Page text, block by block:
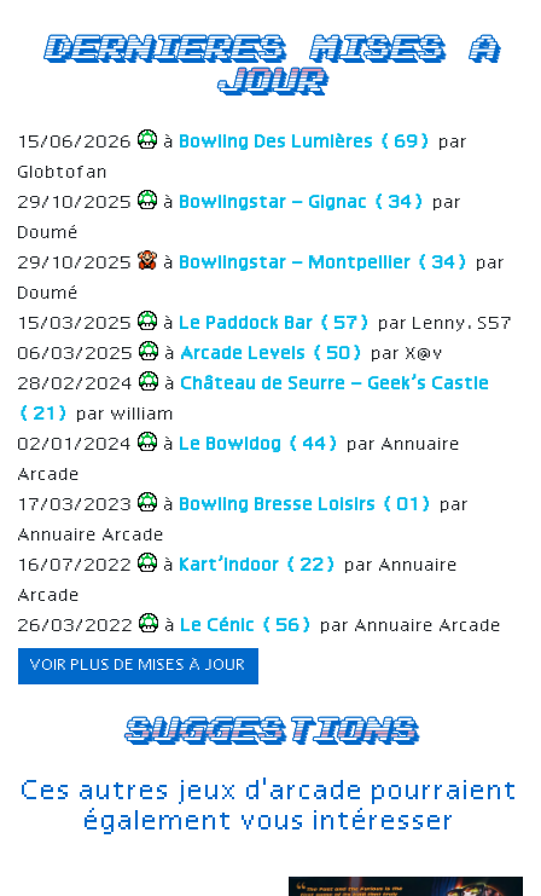
Suggestions
Ces autres jeux d'arcade pourraient
également vous intéresser
Dernieres mises a
jour
15/06/2026 à Bowling Des Lumières (69)
par
Globtofan
29/10/2025
à Bowlingstar – Gignac (34)
par
Doumé
29/10/2025
à Bowlingstar – Montpellier (34)
par
Doumé
15/03/2025
à Le Paddock Bar (57)
par Lenny.S57
06/03/2025
à Arcade Levels (50)
par X@v
28/02/2024
à Château de Seurre – Geek’s Castle
(21)
par william
02/01/2024
à Le Bowldog (44)
par Annuaire
Arcade
17/03/2023
à Bowling Bresse Loisirs (01)
par
Annuaire Arcade
16/07/2022
à Kart’indoor (22)
par Annuaire
Arcade
26/03/2022
à Le Cénic (56) par Annuaire Arcade
VOIR PLUS DE MISES À JOUR